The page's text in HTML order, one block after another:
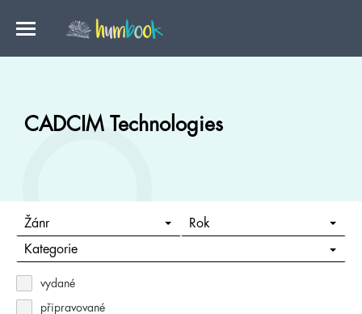
CADCIM Technologies
Žánr Rok
Kategorie
vydané
připravované